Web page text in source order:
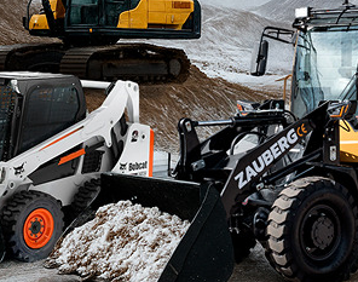
можно сказать 24 на 7. Доставка